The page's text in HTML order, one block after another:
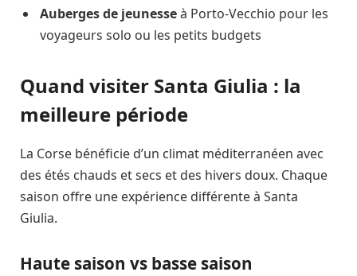
Auberges de jeunesseà Porto-Vecchio pour les
voyageurs solo ou les petits budgets
Quand visiter Santa Giulia : la
meilleure période
La Corse bénéficie d’un climat méditerranéen avec
des étés chauds et secs et des hivers doux. Chaque
saison offre une expérience différente à Santa
Giulia.
Haute saison vs basse saison